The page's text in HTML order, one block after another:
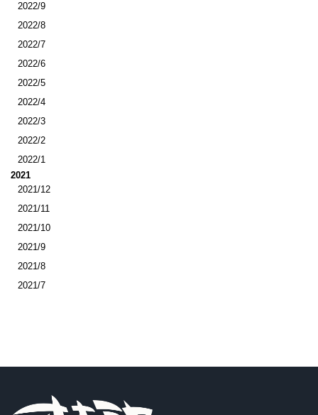
2022/9
2022/8
2022/7
2022/6
2022/5
2022/4
2022/3
2022/2
2022/1
2021
2021/12
2021/11
2021/10
2021/9
2021/8
2021/7